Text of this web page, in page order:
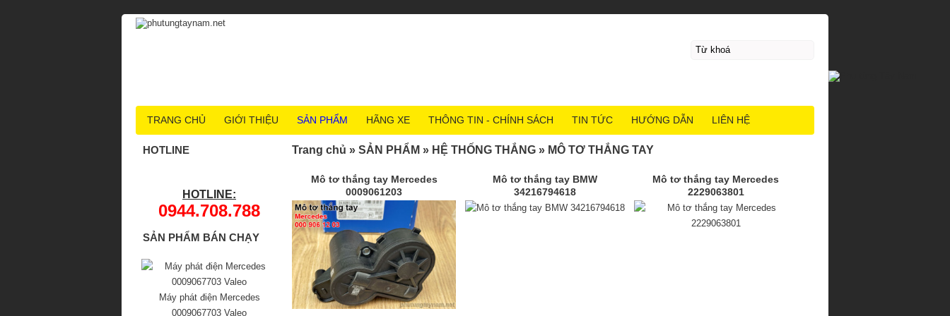
Mô tơ thắng tay Mercedes
0009061203
Mô tơ thắng tay BMW
34216794618
Mô tơ thắng tay Mercedes
2229063801
Trang chủ »SẢN PHẨM » HỆ THỐNG THẮNG » MÔ TƠ THẮNG TAY
HOTLINE
HOTLINE:
0944.708.788
SẢN PHẨM BÁN CHẠY
Máy phát điện Mercedes
0009067703 Valeo
TRANG CHỦ GIỚI THIỆU SẢN PHẨM HÃNG XE THÔNG TIN - CHÍNH SÁCH TIN TỨC HƯỚNG DẪN LIÊN HỆ